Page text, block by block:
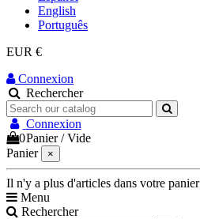
English
Português
EUR €
Connexion
Rechercher
Connexion
0Panier /Vide
Panier
×
Il n'y a plus d'articles dans votre panier
Menu
Rechercher